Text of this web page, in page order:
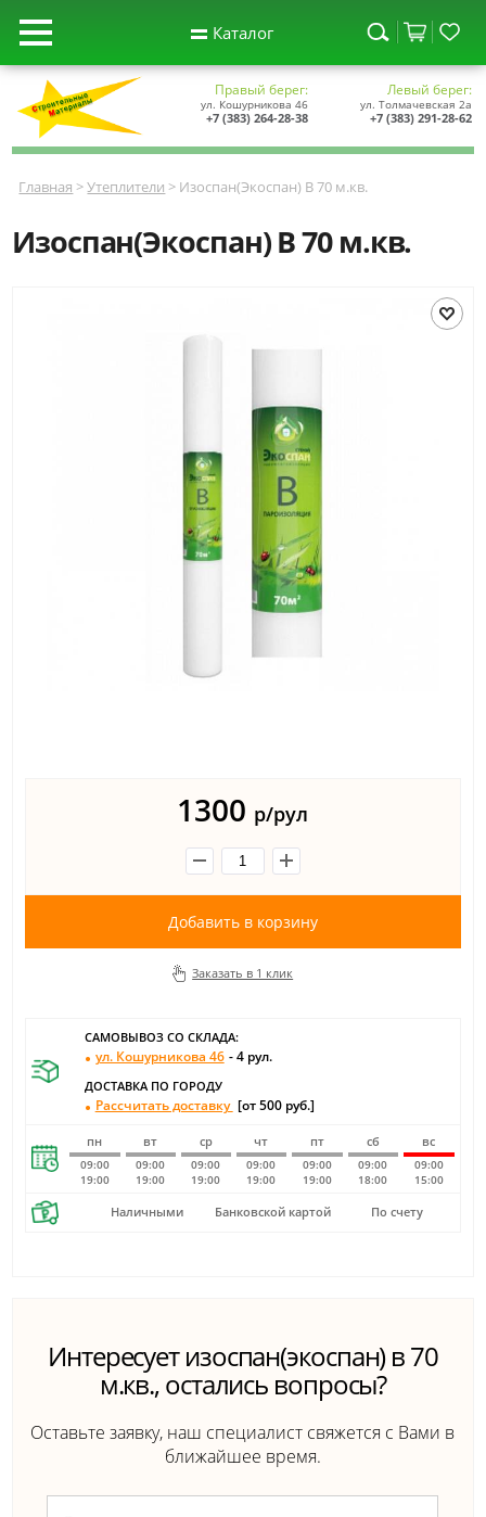
Правый берег:
ул. Кошурникова 46
+7 (383) 264-28-38
Левый берег:
ул. Толмачевская 2а
+7 (383) 291-28-62
Главная >Утеплители > Изоспан(Экоспан) В 70 м.кв.
Изоспан(Экоспан) В 70 м.кв.
1300 р/рул
Добавить в корзину
Заказать в 1 клик
САМОВЫВОЗ СО СКЛАДА:
ул. Кошурникова 46 - 4 рул.
ДОСТАВКА ПО ГОРОДУ
Рассчитать доставку [от 500 руб.]
пн вт ср чт пт сб вс
09:00
19:00
09:00
19:00
09:00
19:00
09:00
19:00
09:00
19:00
09:00
18:00
09:00
15:00
Наличными Банковской картой По счету
Интересует изоспан(экоспан) в 70
м.кв., остались вопросы?
Оставьте заявку, наш специалист свяжется с Вами в
ближайшее время.
Каталог